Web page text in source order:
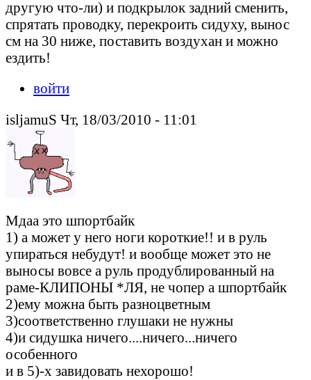
другую что-ли) и подкрылок задний сменить,
спрятать проводку, перекроить сидуху, вынос
см на 30 ниже, поставить воздухан и можно
ездить!
войти
isljamuS Чт, 18/03/2010 - 11:01
Мдаа это шпортбайк
1) а может у него ноги короткие!! и в руль
упираться небудут! и вообще может это не
выносы вовсе а руль продублированный на
раме-КЛИПОНЫ *ЛЯ, не чопер а шпортбайк
2)ему можна быть разноцветным
3)соответственно глушаки не нужны
4)и сидушка ничего....ничего...ничего
особенного
и в 5)-х завидовать нехорошо!